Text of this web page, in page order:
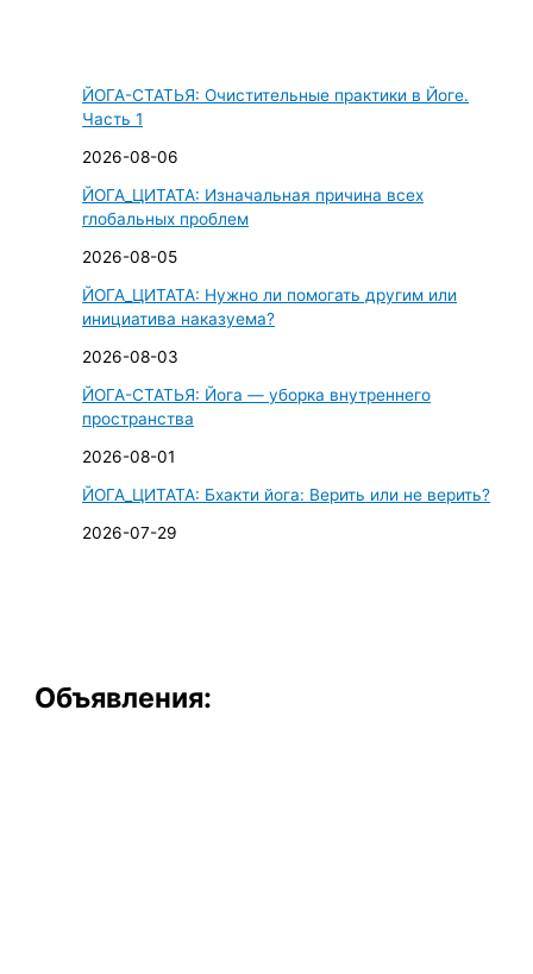
ЙОГА-СТАТЬЯ: Очистительные практики в Йоге.
Часть 1
2026-08-06
ЙОГА_ЦИТАТА: Изначальная причина всех
глобальных проблем
2026-08-05
ЙОГА_ЦИТАТА: Нужно ли помогать другим или
инициатива наказуема?
2026-08-03
ЙОГА-СТАТЬЯ: Йога — уборка внутреннего
пространства
2026-08-01
ЙОГА_ЦИТАТА: Бхакти йога: Верить или не верить?
2026-07-29
Объявления: